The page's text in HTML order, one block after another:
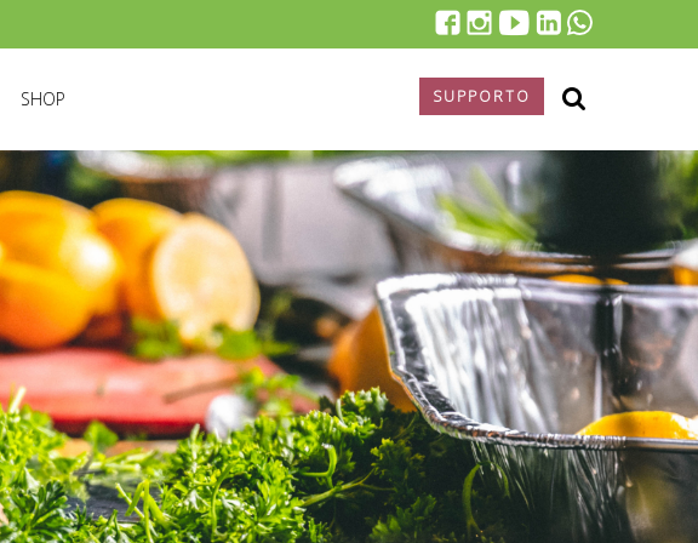
SHOP SUPPORTO